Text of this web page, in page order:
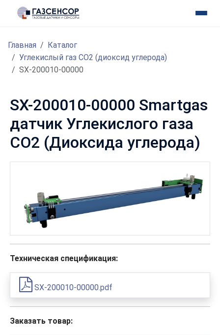
Главная
Каталог
Углекислый газ CO2 (диоксид углерода)
SX-200010-00000
SX-200010-00000 Smartgas
датчик Углекислого газа
CO2 (Диоксида углерода)
Техническая спецификация:
SX-200010-00000.pdf
Заказать товар: